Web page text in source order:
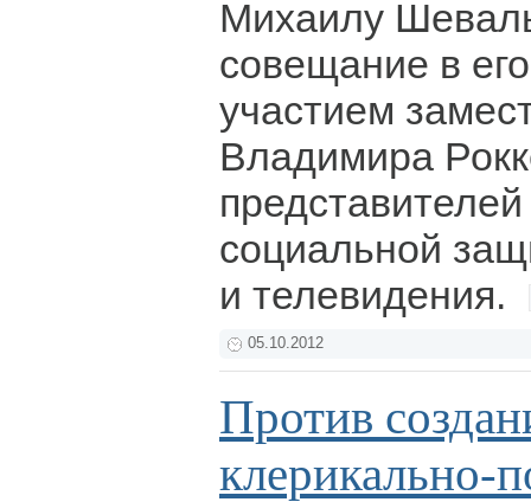
Михаилу
совещание в
участием
Владимира
социальной
и телевидения.
05.10.2012
Против
клерикально-